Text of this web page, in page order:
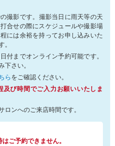
撮影です。撮影当日に雨天等の天
合せの際にスケジュールや撮影場
には余裕を持ってお申し込みいた
。
付までオンライン予約可能です。
下さい。
ら をご確認ください。
び時間でご入力お願いいたしま
ンへのご来店時間です。
ご予約できません。